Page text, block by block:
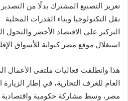
تعزيز التصنيع المشترك بدلًا من التصدير
نقل التكنولوجيا وبناء القدرات المحلية
التركيز على الاقتصاد الأخضر والتحول
استغلال موقع مصر كبوابة للأسواق
هذا وانطلقت فعاليات ملتقى الأعمال
العام للغرف التجارية، في إطار
مصر، وسط مشاركة حكومية واقتصادية